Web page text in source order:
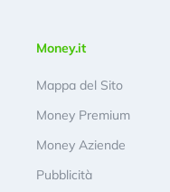
Money.it
Mappa del Sito
Money Premium
Money Aziende
Pubblicità